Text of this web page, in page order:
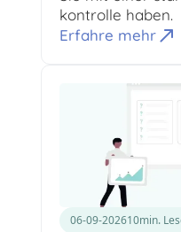
kontrolle haben.
Erfahre mehr
06-09-202610min.